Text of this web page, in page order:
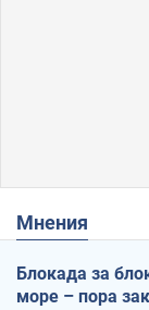
Мнения
Блокада за
море – пора